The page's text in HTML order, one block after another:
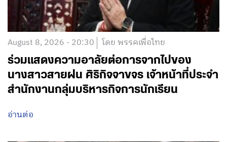
August 8, 2026 - 20:30 โดย พรรคเพื่อไทย
ร่วมแสดงความอาลัยต่อการจากไปของ
นางสาวสายฝน ศิริกิจจาขจร เจ้าหน้าที่ประจำ
สำนักงานกลุ่มบริหารกิจการนักเรียน
อ่านต่อ